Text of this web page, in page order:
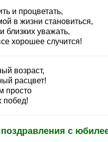
и процветать,
в жизни становиться,
близких уважать,
хорошее случится!
возраст,
расцвет!
просто
побед!
с